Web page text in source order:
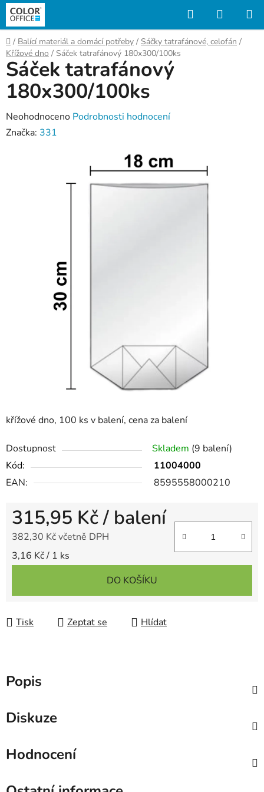
Přejít
obsah
Hledat
KOŠÍK
Domů
/ Balící materiál a domácí potřeby / Sáčky tatrafánové, celofán /
Křížové dno / Sáček tatrafánový 180x300/100ks
křížové dno, 100 ks v balení, cena za balení
Dostupnost Skladem (9 balení)
Kód:
11004000
EAN:
8595558000210
315,95 Kč/ balení
382,30 Kč včetně DPH
Měrná cena:
3,16 Kč / 1 ks
DO KOŠÍKU
Tisk Zeptat se Hlídat
Sáček tatrafánový
180x300/100ks
Průměrné
hodnocení
Neohodnoceno Podrobnosti hodnocení
Značka: 331
Popis
Diskuze
Hodnocení